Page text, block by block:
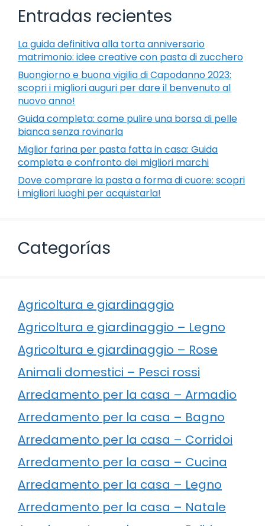
Entradas recientes
La guida definitiva alla torta anniversario
matrimonio: idee creative con pasta di zucchero
Buongiorno e buona vigilia di Capodanno 2023:
scopri i migliori auguri per dare il benvenuto al
nuovo anno!
Guida completa: come pulire una borsa di pelle
bianca senza rovinarla
Miglior farina per pasta fatta in casa: Guida
completa e confronto dei migliori marchi
Dove comprare la pasta a forma di cuore: scopri
i migliori luoghi per acquistarla!
Categorías
Agricoltura e giardinaggio
Agricoltura e giardinaggio – Legno
Agricoltura e giardinaggio – Rose
Animali domestici – Pesci rossi
Arredamento per la casa – Armadio
Arredamento per la casa – Bagno
Arredamento per la casa – Corridoi
Arredamento per la casa – Cucina
Arredamento per la casa – Legno
Arredamento per la casa – Natale